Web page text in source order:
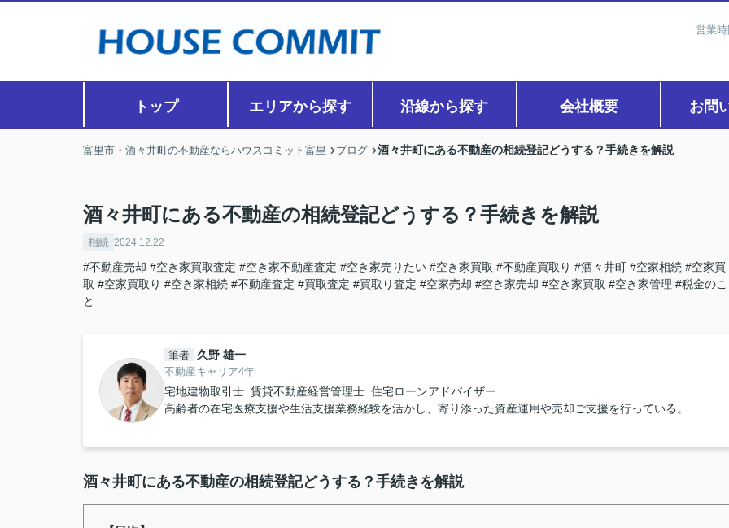
営業
トップ エリアから探す 沿線から探す 会社概要 お問
富里市・酒々井町の不動産ならハウスコミット富里 ブログ 酒々井町にある不動産の相続登記どうする？手続きを解説
酒々井町にある不動産の相続登記どうする？手続きを解説
相続 2024.12.22
#不動産売却 #空き家買取査定 #空き家不動産査定 #空き家売りたい #空き家買取 #不動産買取り #酒々井町 #空家相続 #空家買
取 #空家買取り #空き家相続 #不動産査定 #買取査定 #買取り査定 #空家売却 #空き家売却 #空き家買取 #空き家管理 #税金のこ
と
筆者 久野 雄一
不動産キャリア4年
宅地建物取引士 賃貸不動産経営管理士 住宅ローンアドバイザー
高齢者の在宅医療支援や生活支援業務経験を活かし、寄り添った資産運用や売却ご支援を行っている。
酒々井町 にある不動産の相続登記どうする？ 手続きを解説